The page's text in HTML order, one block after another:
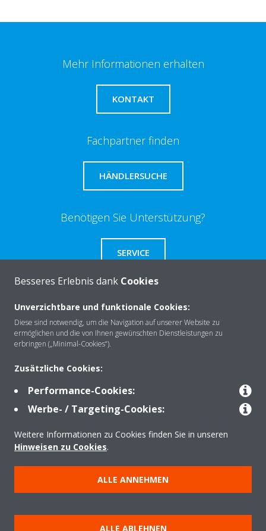
Mehr Informationen erhalten
KONTAKT
Fachpartner finden
HÄNDLERSUCHE
Benötigen Sie Unterstützung?
SERVICE
Über Daikin
Lösungen
Kontakt
Hinweis zu Cookies Datenschutzerklärung
Besseres Erlebnis dank Cookies
Unverzichtbare und funktionale Cookies:
Diese sind notwendig, um die Navigation auf unserer Website zu
ermöglichen und die von Ihnen gewünschten Dienstleistungen zu
erbringen („Minimal-Cookies“).
Zusätzliche Cookies:
Performance-Cookies:
Werbe- / Targeting-Cookies:
Weitere Informationen zu Cookies finden Sie in unseren
Hinweisen zu Cookies.
ALLE ANNEHMEN
ALLE ABLEHNEN